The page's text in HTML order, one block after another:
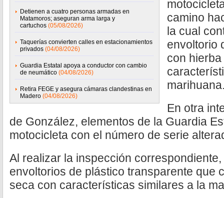
Detienen a cuatro personas armadas en
Matamoros; aseguran arma larga y
cartuchos (05/08/2026)
Taquerías convierten calles en estacionamientos
privados (04/08/2026)
Guardia Estatal apoya a conductor con cambio
de neumático (04/08/2026)
Retira FEGE y asegura cámaras clandestinas en
Madero (04/08/2026)
camino
la cual
envoltorio
con
En otra
de González, elementos de la Guardia
motocicleta con el número de serie
Al realizar la inspección
envoltorios de plástico transparente que
seca con características similares a la